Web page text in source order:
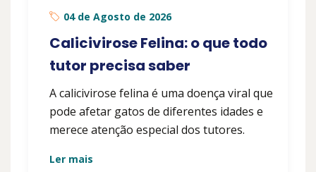
04 de Agosto de 2026
Calicivirose Felina: o que todo
tutor precisa saber
A calicivirose felina é uma doença viral que
pode afetar gatos de diferentes idades e
merece atenção especial dos tutores.
Ler mais